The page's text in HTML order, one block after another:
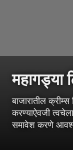
महागड्या
बाजारातील
करण्याऐवजी
समावेश करणे